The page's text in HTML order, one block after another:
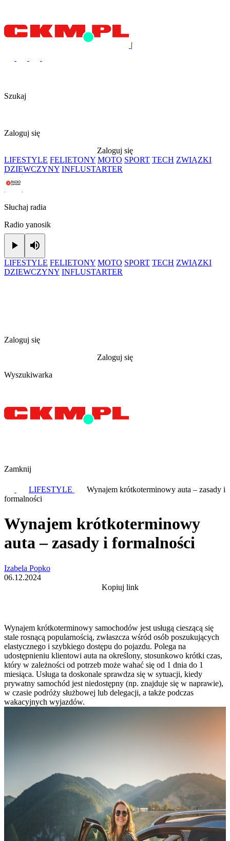
|
Szukaj
Zaloguj się
Zaloguj się
LIFESTYLE FELIETONY MOTO SPORT TECH ZWIĄZKI
DZIEWCZYNY INFLUSTARTER
Słuchaj radia
Radio yanosik
Play
LIFESTYLE FELIETONY MOTO SPORT TECH ZWIĄZKI
DZIEWCZYNY INFLUSTARTER
Zaloguj się
Zaloguj się
Wyszukiwarka
Zamknij
LIFESTYLE
Wynajem krótkoterminowy auta – zasady i
formalności
Wynajem krótkoterminowy
auta – zasady i formalności
Izabela Popko
06.12.2024
Kopiuj link
Wynajem krótkoterminowy samochodów jest usługą cieszącą się
stale rosnącą popularnością, zwłaszcza wśród osób poszukujących
elastycznego i szybkiego dostępu do pojazdu. Polega na
udostępnieniu klientowi auta na określony, stosunkowo krótki czas,
który w zależności od potrzeb może wahać się od 1 dnia do 1
miesiąca. Usługa ta doskonale sprawdza się w sytuacji, kiedy
prywatny samochód jest niedostępny (np. znajduje się w naprawie),
w czasie podróży służbowej lub delegacji, a także podczas
wakacyjnych wyjazdów.